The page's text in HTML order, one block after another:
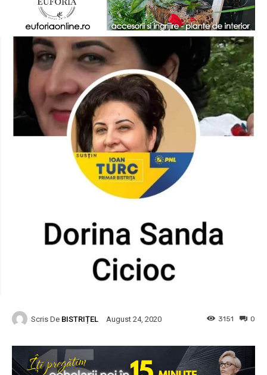
Scris De BISTRIȚEL August 24, 2020 0
3151